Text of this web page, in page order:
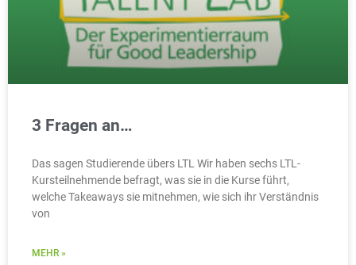
3 Fragen an…
Das sagen Studierende übers LTL Wir haben sechs LTL-
Kursteilnehmende befragt, was sie in die Kurse führt,
welche Takeaways sie mitnehmen, wie sich ihr Verständnis
von
MEHR »